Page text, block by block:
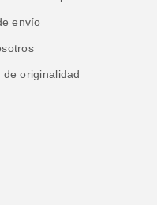
envío
originalidad